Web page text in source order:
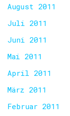
August 2011
Juli 2011
Juni 2011
Mai 2011
April 2011
März 2011
Februar 2011